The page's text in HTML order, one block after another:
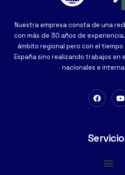
Nuestra empresa consta de una
con más de 30 años de
ámbito regional pero con el
España sino realizando trabajos en
nacionales e